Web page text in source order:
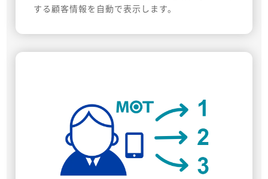
する顧客情報を自動で表示します。